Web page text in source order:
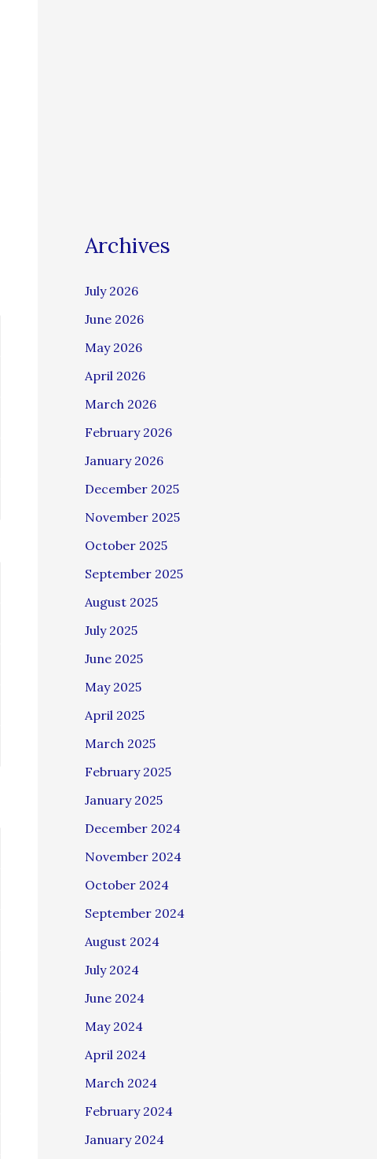
Archives
July 2026
June 2026
May 2026
April 2026
March 2026
February 2026
January 2026
December 2025
November 2025
October 2025
September 2025
August 2025
July 2025
June 2025
May 2025
April 2025
March 2025
February 2025
January 2025
December 2024
November 2024
October 2024
September 2024
August 2024
July 2024
June 2024
May 2024
April 2024
March 2024
February 2024
January 2024